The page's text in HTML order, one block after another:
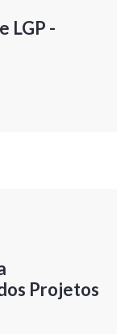
LGP -
Projetos